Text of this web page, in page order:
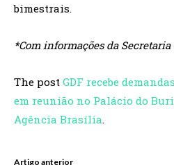
bimestrais.
*Com informações da
The post GDF recebe
em reunião no Palácio do
Agência Brasília.
Artigo anterior